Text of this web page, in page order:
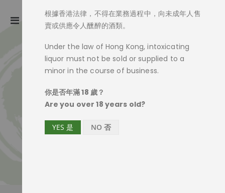
Toggle
根據香港法律，不得在業務過程中，向未成年人售
賣或供應令人醺醉的酒類。
Under the law of Hong Kong, intoxicating
liquor must not be sold or supplied to a
minor in the course of business.
你是否年滿 18 歲？
Are you over 18 years old?
YES 是 NO 否